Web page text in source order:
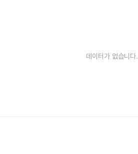
데이터가 없습니다.